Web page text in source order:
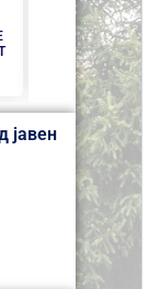
НОВ ПАРКИНГ
ЦЕНТАРОТ
јавен